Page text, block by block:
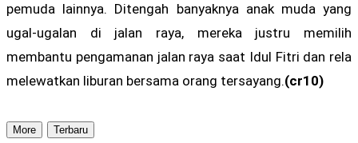
pemuda lainnya. Ditengah banyaknya anak muda yang
ugal-ugalan di jalan raya, mereka justru memilih
membantu pengamanan jalan raya saat Idul Fitri dan rela
melewatkan liburan bersama orang tersayang.(cr10)
More Terbaru